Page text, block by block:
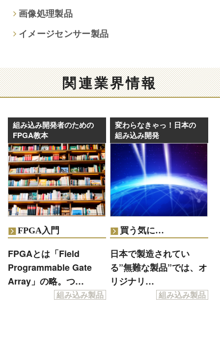
個人情報保護への取り組み
画像処理製品
イメージセンサー製品
関連業界情報
組み込み開発者のための
FPGA教本
FPGA入門
FPGAとは「Field
Programmable Gate
Array」の略。つ…
組み込み製品
変わらなきゃっ！日本の
組み込み開発
買う気に…
日本で製造されてい
る”無難な製品”では、オ
リジナリ…
組み込み製品